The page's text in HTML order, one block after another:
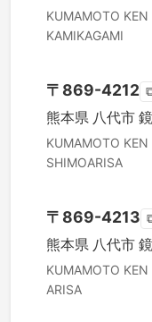
KUMAMOTO KEN
KAMIKAGAMI
〒 869-4212
熊本県 八代市
KUMAMOTO KEN
SHIMOARISA
〒 869-4213
熊本県 八代市
KUMAMOTO KEN
ARISA